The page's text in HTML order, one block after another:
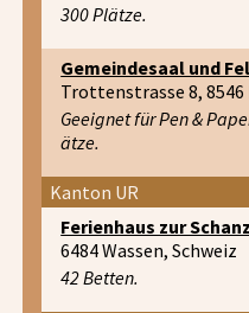
300 Plätze.
Gemeindesaal und
Trottenstrasse 8,
Geeignet für Pen &
ätze.
Kanton UR
Ferienhaus zur Schanz
6484 Wassen, Schweiz
42 Betten.